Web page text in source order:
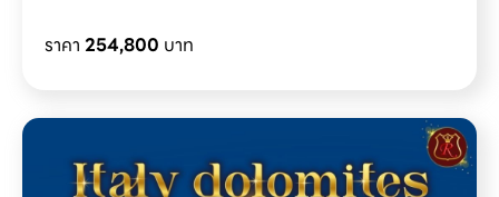
ราคา 254,800 บาท